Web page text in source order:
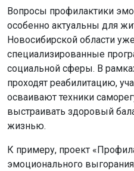
Вопросы профилактики
особенно актуальны для
Новосибирской области
специализированные
социальной сферы. В
проходят реабилитацию,
осваивают техники
выстраивать здоровый
жизнью.
К примеру, проект
эмоционального